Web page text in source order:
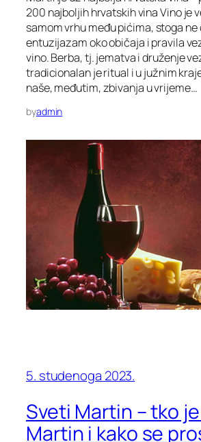
200 najboljih hrvatskih vina Vino je
samom vrhu među pićima, stoga ne
entuzijazam oko običaja i pravila
vino. Berba, tj. jematva i druženje
tradicionalan je ritual i u južnim
naše, međutim, zbivanja u vrijeme…
byadmin
5. studenoga 2023.
Sveti Martin – tko
Martin i kako se